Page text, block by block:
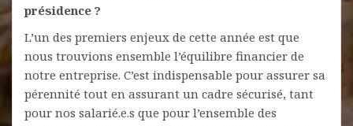
présidence ?
L’un des premiers enjeux de cette année est que
nous trouvions ensemble l’équilibre financier de
notre entreprise. C’est indispensable pour assurer sa
pérennité tout en assurant un cadre sécurisé, tant
pour nos salarié.e.s que pour l’ensemble des